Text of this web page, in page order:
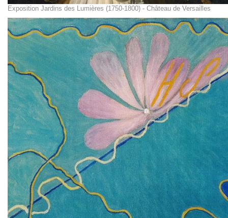
Exposition Jardins des Lumières (1750-1800) - Château de Versailles